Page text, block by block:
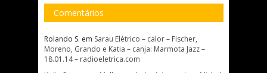
Comentários
Rolando S. em Sarau Elétrico – calor – Fischer,
Moreno, Grando e Katia – canja: Marmota Jazz –
18.01.14 – radioeletrica.com